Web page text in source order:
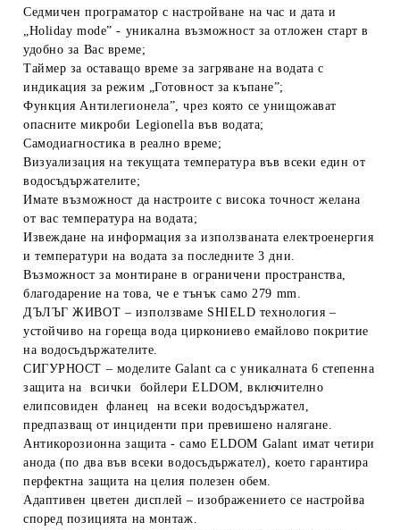
Седмичен програматор с настройване на час и дата и
„Holiday mode” - уникална възможност за отложен старт в
удобно за Вас време;
Таймер за оставащо време за загряване на водата с
индикация за режим „Готовност за къпане”;
Функция Антилегионела”, чрез която се унищожават
опасните микроби Legionella във водата;
Самодиагностика в реално време;
Визуализация на текущата температура във всеки един от
водосъдържателите;
Имате възможност да настроите с висока точност желана
от вас температура на водата;
Извеждане на информация за използваната електроенергия
и температури на водата за последните 3 дни.
Възможност за монтиране в ограничени пространства,
благодарение на това, че е тънък само 279 mm.
ДЪЛЪГ ЖИВОТ – използваме SHIELD технология –
устойчиво на гореща вода циркониево емайлово покритие
на водосъдържателите.
СИГУРНОСТ – моделите Galant са с уникалната 6 степенна
защита на всички бойлери ELDOM, включително
елипсовиден фланец на всеки водосъдържател,
предпазващ от инциденти при превишено налягане.
Антикорозионна защита- само ELDOM Galant имат четири
анода (по два във всеки водосъдържател), което гарантира
перфектна защита на целия полезен обем.
Адаптивен цветен дисплей – изображението се настройва
според позицията на монтаж.